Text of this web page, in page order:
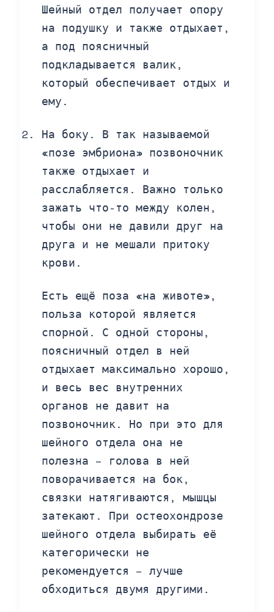
Шейный отдел получает опору
на подушку и также отдыхает,
а под поясничный
подкладывается валик,
который обеспечивает отдых и
ему.
На боку. В так называемой
«позе эмбриона» позвоночник
также отдыхает и
расслабляется. Важно только
зажать что-то между колен,
чтобы они не давили друг на
друга и не мешали притоку
крови.
Есть ещё поза «на животе»,
польза которой является
спорной. С одной стороны,
поясничный отдел в ней
отдыхает максимально хорошо,
и весь вес внутренних
органов не давит на
позвоночник. Но при это для
шейного отдела она не
полезна – голова в ней
поворачивается на бок,
связки натягиваются, мышцы
затекают. При остеохондрозе
шейного отдела выбирать её
категорически не
рекомендуется – лучше
обходиться двумя другими.